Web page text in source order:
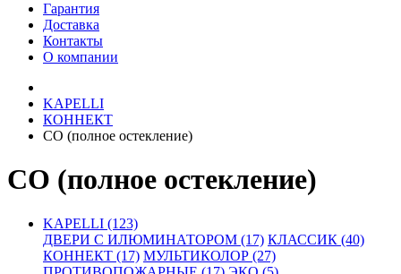
Гарантия
Доставка
Контакты
О компании
KAPELLI
КОННЕКТ
СО (полное остекление)
СО (полное остекление)
KAPELLI (123)
ДВЕРИ С ИЛЮМИНАТОРОМ (17) КЛАССИК (40)
КОННЕКТ (17) МУЛЬТИКОЛОР (27)